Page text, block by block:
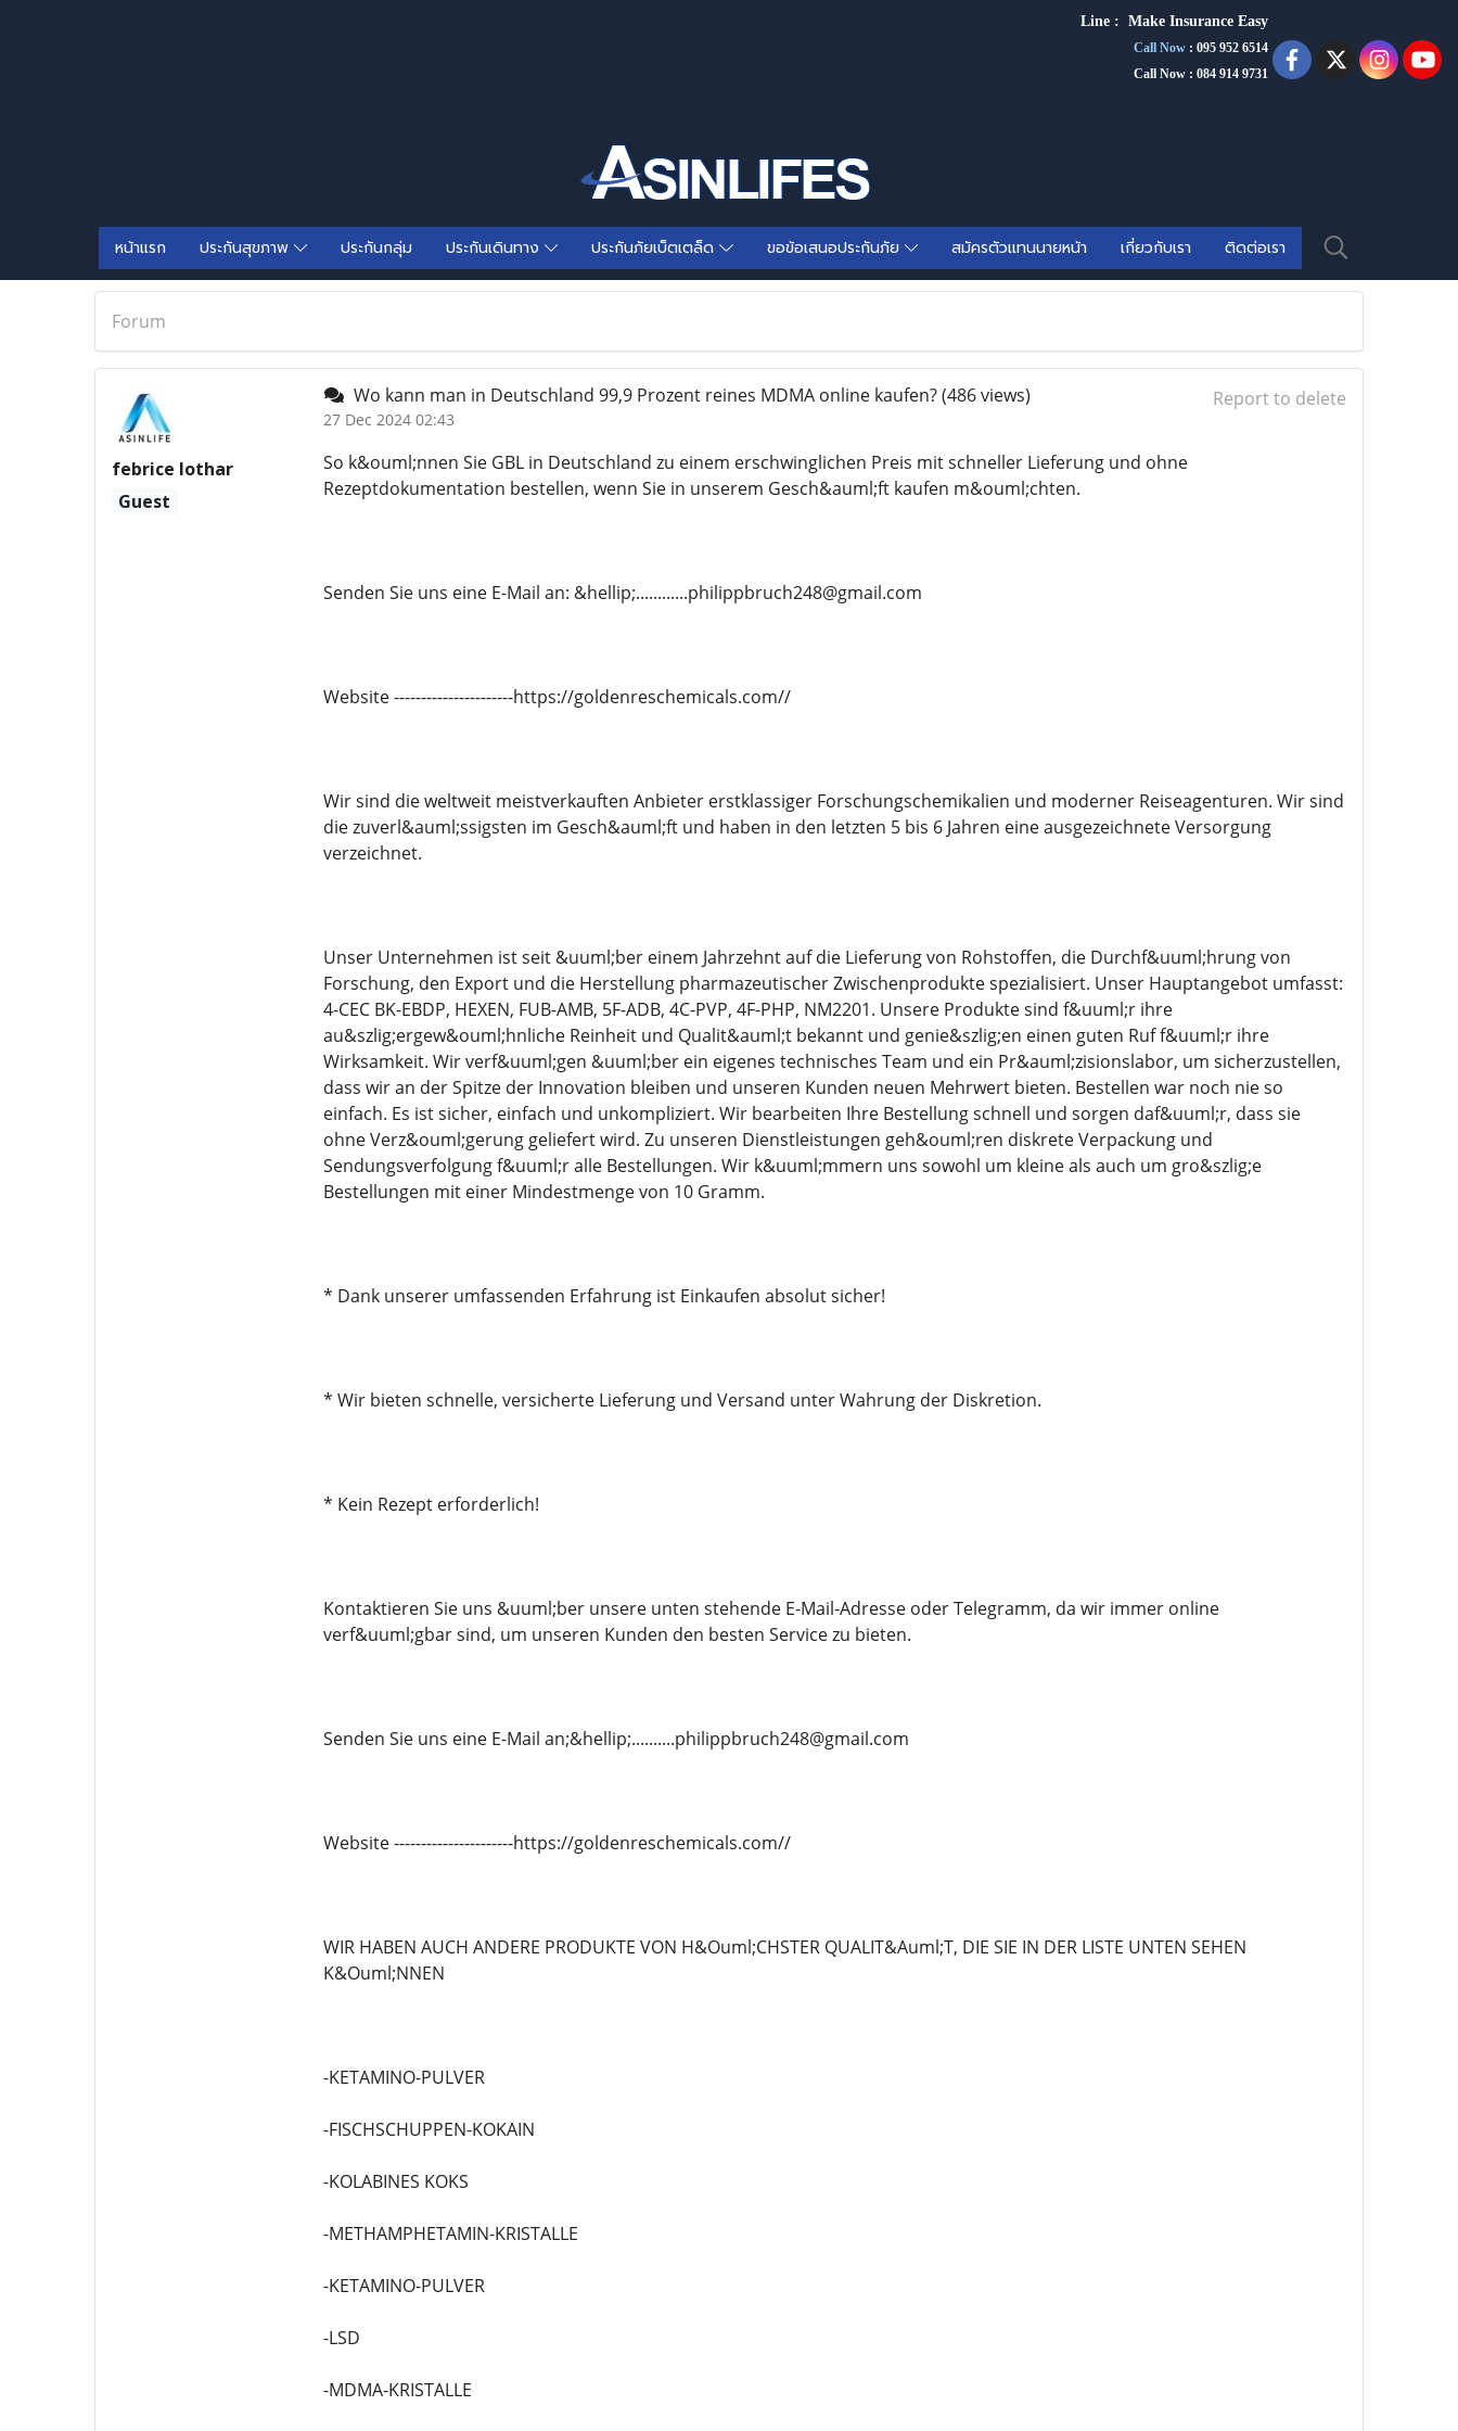
Line : Make Insurance Easy
Call Now : 095 952 6514
Call Now : 084 914 9731
หน้าแรก ประกันสุขภาพ ประกันกลุ่ม ประกันเดินทาง ประกันภัยเบ็ตเตล็ด ขอข้อเสนอประกันภัย สมัครตัวแทนนายหน้า เกี่ยวกับเรา ติดต่อเรา
Forum
febrice lothar
Guest
Wo kann man in Deutschland 99,9 Prozent reines MDMA online kaufen?(486 views)
27 Dec 2024 02:43
Report to delete
So k&ouml;nnen Sie GBL in Deutschland zu einem erschwinglichen Preis mit schneller Lieferung und ohne
Rezeptdokumentation bestellen, wenn Sie in unserem Gesch&auml;ft kaufen m&ouml;chten.
Senden Sie uns eine E-Mail an: &hellip;............philippbruch248@gmail.com
Website ----------------------https://goldenreschemicals.com//
Wir sind die weltweit meistverkauften Anbieter erstklassiger Forschungschemikalien und moderner Reiseagenturen. Wir sind
die zuverl&auml;ssigsten im Gesch&auml;ft und haben in den letzten 5 bis 6 Jahren eine ausgezeichnete Versorgung
verzeichnet.
Unser Unternehmen ist seit &uuml;ber einem Jahrzehnt auf die Lieferung von Rohstoffen, die Durchf&uuml;hrung von
Forschung, den Export und die Herstellung pharmazeutischer Zwischenprodukte spezialisiert. Unser Hauptangebot umfasst:
4-CEC BK-EBDP, HEXEN, FUB-AMB, 5F-ADB, 4C-PVP, 4F-PHP, NM2201. Unsere Produkte sind f&uuml;r ihre
au&szlig;ergew&ouml;hnliche Reinheit und Qualit&auml;t bekannt und genie&szlig;en einen guten Ruf f&uuml;r ihre
Wirksamkeit. Wir verf&uuml;gen &uuml;ber ein eigenes technisches Team und ein Pr&auml;zisionslabor, um sicherzustellen,
dass wir an der Spitze der Innovation bleiben und unseren Kunden neuen Mehrwert bieten. Bestellen war noch nie so
einfach. Es ist sicher, einfach und unkompliziert. Wir bearbeiten Ihre Bestellung schnell und sorgen daf&uuml;r, dass sie
ohne Verz&ouml;gerung geliefert wird. Zu unseren Dienstleistungen geh&ouml;ren diskrete Verpackung und
Sendungsverfolgung f&uuml;r alle Bestellungen. Wir k&uuml;mmern uns sowohl um kleine als auch um gro&szlig;e
Bestellungen mit einer Mindestmenge von 10 Gramm.
* Dank unserer umfassenden Erfahrung ist Einkaufen absolut sicher!
* Wir bieten schnelle, versicherte Lieferung und Versand unter Wahrung der Diskretion.
* Kein Rezept erforderlich!
Kontaktieren Sie uns &uuml;ber unsere unten stehende E-Mail-Adresse oder Telegramm, da wir immer online
verf&uuml;gbar sind, um unseren Kunden den besten Service zu bieten.
Senden Sie uns eine E-Mail an;&hellip;..........philippbruch248@gmail.com
Website ----------------------https://goldenreschemicals.com//
WIR HABEN AUCH ANDERE PRODUKTE VON H&Ouml;CHSTER QUALIT&Auml;T, DIE SIE IN DER LISTE UNTEN SEHEN
K&Ouml;NNEN
-KETAMINO-PULVER
-FISCHSCHUPPEN-KOKAIN
-KOLABINES KOKS
-METHAMPHETAMIN-KRISTALLE
-KETAMINO-PULVER
-LSD
-MDMA-KRISTALLE